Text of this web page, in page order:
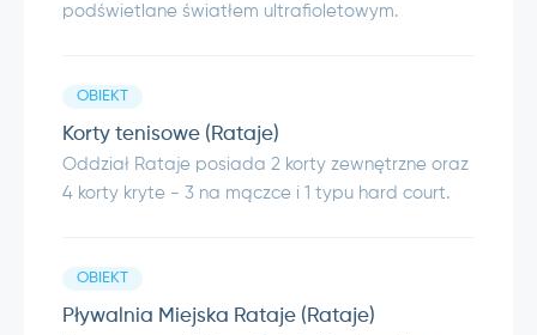
podświetlane światłem ultrafioletowym.
Korty tenisowe (Rataje)
Oddział Rataje posiada 2 korty zewnętrzne oraz
4 korty kryte - 3 na mączce i 1 typu hard court.
OBIEKT
Pływalnia Miejska Rataje (Rataje)
OBIEKT